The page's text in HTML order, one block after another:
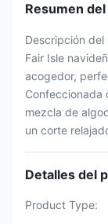
Resumen
Descripción
Fair Isle
acogedor,
Confeccionada
mezcla de
un corte
Detalles del
Product Type: